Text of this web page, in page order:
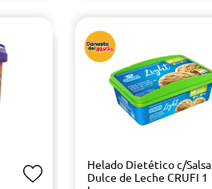
Helado Dietético c/Salsa
Dulce de Leche CRUFI 1